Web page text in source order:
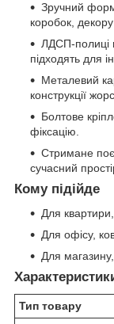
Зручний
коробок,
ЛДСП-полиці
підходять для
Металевий
конструкції
Болтове
фіксацію.
Стримане
сучасний
Кому підійде
Для квартири,
Для офісу,
Для
Тип товару